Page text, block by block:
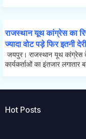
राजस्थान यूथ कांग्रेस का
ज्यादा वोट पड़े फिर इतनी
जयपुर। राजस्थान यूथ
कार्यकर्ताओं का इंतजार लगातार
Hot Posts